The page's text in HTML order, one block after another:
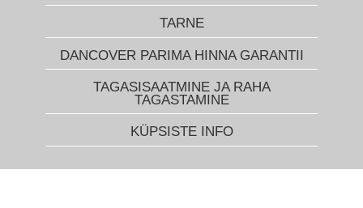
TARNE
DANCOVER PARIMA HINNA GARANTII
TAGASISAATMINE JA RAHA
TAGASTAMINE
KÜPSISTE INFO